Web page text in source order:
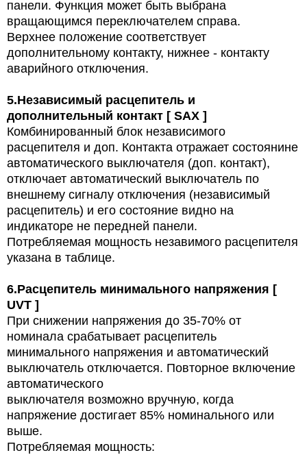
панели. Функция может быть выбрана
вращающимся переключателем справа.
Верхнее положение соответствует
дополнительному контакту, нижнее - контакту
аварийного отключения.
5.Независимый расцепитель и
дополнительный контакт [ SAX ]
Комбинированный блок независимого
расцепителя и доп. Контакта отражает состоянине
автоматического выключателя (доп. контакт),
отключает автоматический выключатель по
внешнему сигналу отключения (независимый
расцепитель) и его состояние видно на
индикаторе не передней панели.
Потребляемая мощность незавимого расцепителя
указана в таблице.
6.Расцепитель минимального напряжения [
UVT ]
При снижении напряжения до 35-70% от
номинала срабатывает расцепитель
минимального напряжения и автоматический
выключатель отключается. Повторное включение
автоматического
выключателя возможно вручную, когда
напряжение достигает 85% номинального или
выше.
Потребляемая мощность: